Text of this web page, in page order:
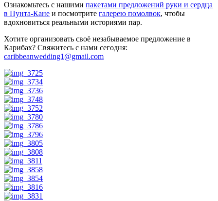
Ознакомьтесь с нашими пакетами предложений руки и сердца
в Пунта-Кане и посмотрите галерею помолвок, чтобы
вдохновиться реальными историями пар.
Хотите организовать своё незабываемое предложение в
Карибах? Свяжитесь с нами сегодня:
caribbeanwedding1@gmail.com